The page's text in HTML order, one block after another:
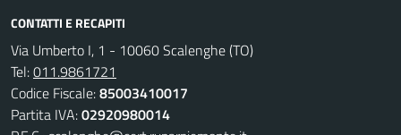
CONTATTI E RECAPITI
Via Umberto I, 1 - 10060 Scalenghe (TO)
Tel:011.9861721
Codice Fiscale:85003410017
Partita IVA:02920980014